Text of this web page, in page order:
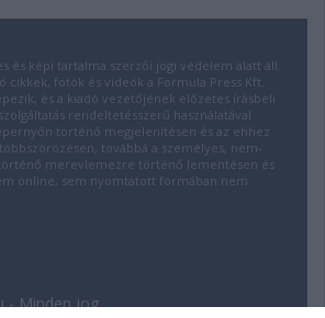
és képi tartalma szerzői jogi védelem alatt áll.
cikkek, fotók és videók a Formula Press Kft.
és a kiadó vezetőjének előzetes írásbeli
rendeltetésszerű használatával
történő megjelenítésen és az ehhez
továbbá a személyes, nem-
merevlemezre történő lementésen és
online, sem nyomtatott formában nem
- Minden jog